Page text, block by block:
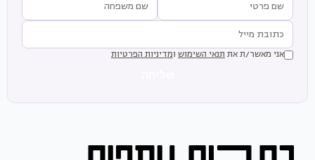
אני מאשר/ת את תנאי השימוש ומדיניות הפרטיות